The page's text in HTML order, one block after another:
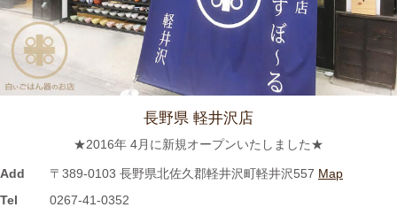
≪ラジオで紹介されました≫ 2021年7月8日 CBCラジオ ドラ魂
キング『レポドラ中継』コーナーに 白いごはん器のお店 らいす
ぼーる 小牧店が出演しました。
ト！『食卓を彩る豆皿活用術』コーナーに 白いごはん器のお店
らいすぼーる 小牧店が紹介されました。
長野県 軽井沢店
★2016年 4月に新規オープンいたしました★
Add 〒389-0103 長野県北佐久郡軽井沢町軽井沢557 Map
Tel
0267-41-0352